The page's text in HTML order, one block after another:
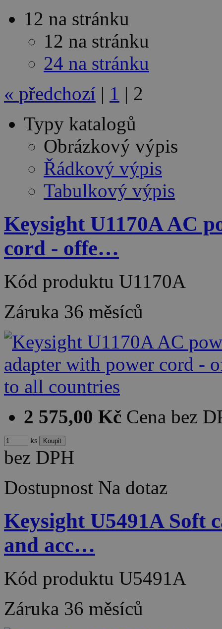
12 na stránku
12 na stránku
24 na stránku
« předchozí | 1 | 2
Typy katalogů
Obrázkový výpis
Řádkový výpis
Tabulkový výpis
Keysight U1170A AC
cord - offe…
Kód produktu U1170A
Záruka 36 měsíců
2 575,00 Kč Cena bez
ks
bez DPH
Dostupnost Na dotaz
Keysight U5491A Soft
and acc…
Kód produktu U5491A
Záruka 36 měsíců